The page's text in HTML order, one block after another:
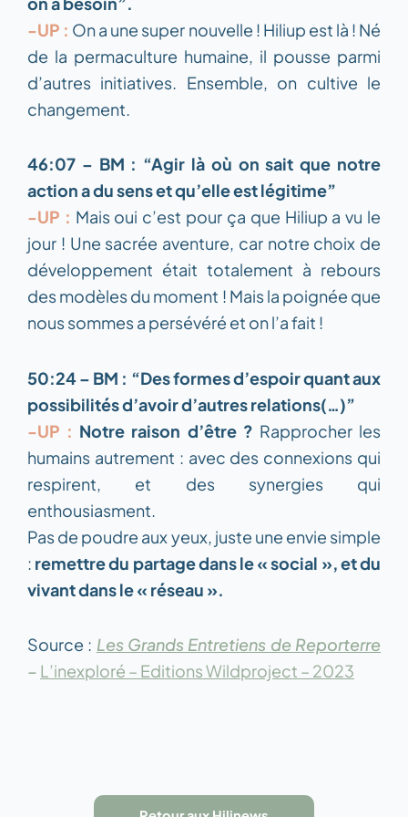
-UP : On a une super nouvelle ! Hiliup est là ! Né
de la permaculture humaine, il pousse parmi
d’autres initiatives. Ensemble, on cultive le
changement.
46:07 – BM : “Agir là où on sait que notre
action a du sens et qu’elle est légitime”
-UP : Mais oui c’est pour ça que Hiliup a vu le
jour ! Une sacrée aventure, car notre choix de
développement était totalement à rebours
des modèles du moment ! Mais la poignée que
nous sommes a persévéré et on l’a fait !
50:24 – BM : “Des formes d’espoir quant aux
possibilités d’avoir d’autres relations(…)”
-UP : Notre raison d’être ? Rapprocher les
humains autrement : avec des connexions qui
respirent, et des synergies qui
enthousiasment.
Pas de poudre aux yeux, juste une envie simple
: remettre du partage dans le « social », et du
vivant dans le « réseau ».
Source : Les Grands Entretiens de Reporterre
– L’inexploré – Editions Wildproject – 2023